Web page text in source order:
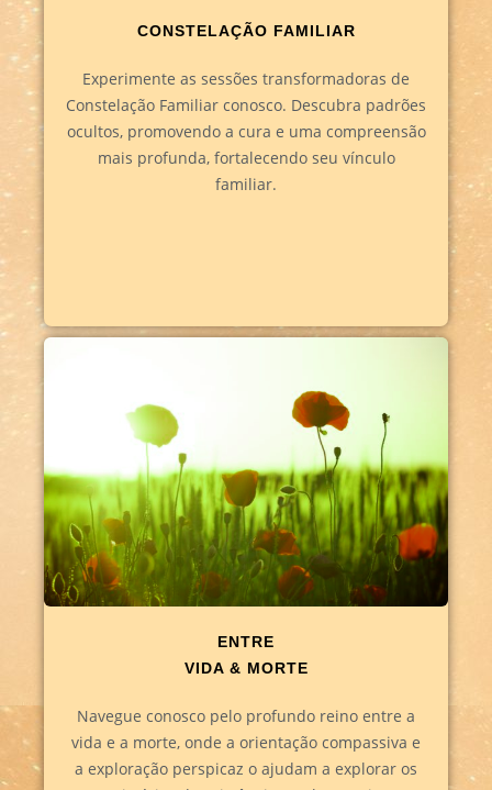
CONSTELAÇÃO FAMILIAR
Experimente as sessões transformadoras de
Constelação Familiar conosco. Descubra padrões
ocultos, promovendo a cura e uma compreensão
mais profunda, fortalecendo seu vínculo
familiar.
ENTRE
VIDA & MORTE
Navegue conosco pelo profundo reino entre a
vida e a morte, onde a orientação compassiva e
a exploração perspicaz o ajudam a explorar os